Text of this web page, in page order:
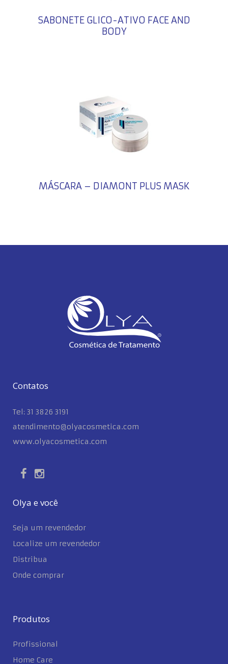
SABONETE GLICO-ATIVO FACE AND
BODY
MÁSCARA – DIAMONT PLUS MASK
Contatos
Tel: 31 3826 3191
atendimento@olyacosmetica.com
www.olyacosmetica.com
Olya e você
Seja um revendedor
Localize um revendedor
Distribua
Onde comprar
Produtos
Profissional
Home Care